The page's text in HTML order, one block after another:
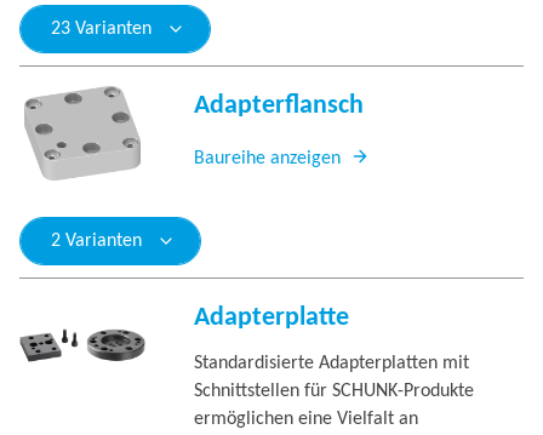
23 Varianten
Adapterflansch
Baureihe anzeigen
2 Varianten
Adapterplatte
Standardisierte Adapterplatten mit
Schnittstellen für SCHUNK-Produkte
ermöglichen eine Vielfalt an